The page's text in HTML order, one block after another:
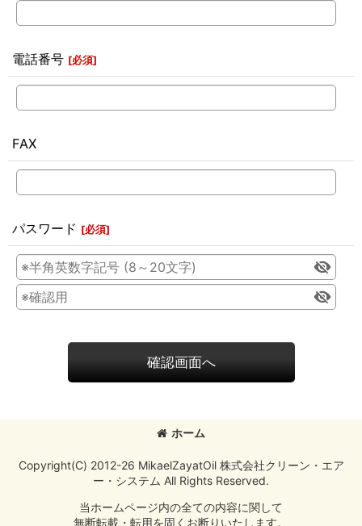
電話番号 [必須]
FAX
パスワード [必須]
確認画面へ
ホーム
Copyright(C) 2012-26 MikaelZayatOil 株式会社クリーン・エア
ー・システム All Rights Reserved.
当ホームページ内の全ての内容に関して
無断転載・転用を固くお断りいたします。